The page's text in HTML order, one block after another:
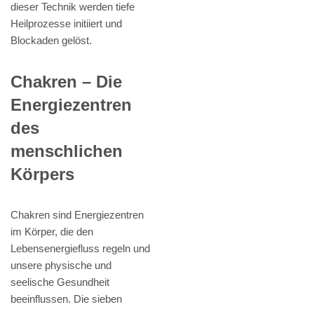
dieser Technik werden tiefe
Heilprozesse initiiert und
Blockaden gelöst.
Chakren – Die
Energiezentren
des
menschlichen
Körpers
Chakren sind Energiezentren
im Körper, die den
Lebensenergiefluss regeln und
unsere physische und
seelische Gesundheit
beeinflussen. Die sieben